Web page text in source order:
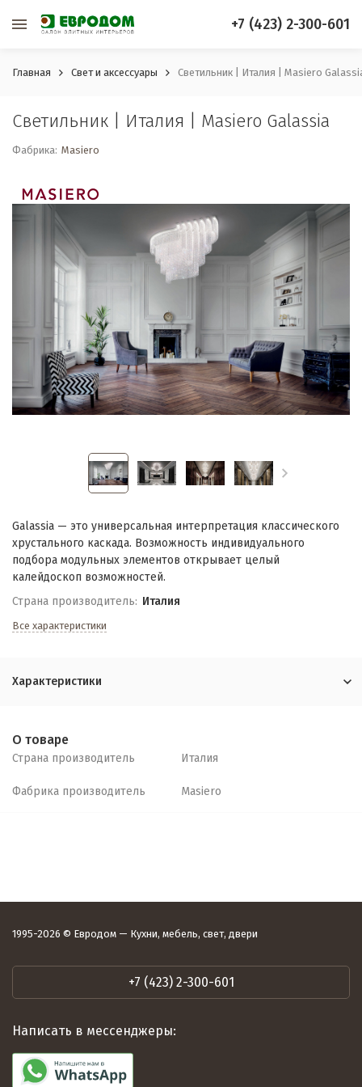
+7 (423) 2-300-601
Главная Свет и аксессуары Светильник | Италия | Masiero
Светильник | Италия | Masiero Galassia
Фабрика: Masiero
Galassia — это универсальная интерпретация классического
хрустального каскада. Возможность индивидуального
подбора модульных элементов открывает целый
калейдоскоп возможностей.
Страна производитель: Италия
Все характеристики
Характеристики
О товаре
Страна производитель Италия
Фабрика производитель Masiero
1995-2026 © Евродом — Кухни, мебель, свет, двери
+7 (423) 2-300-601
Написать в мессенджеры: